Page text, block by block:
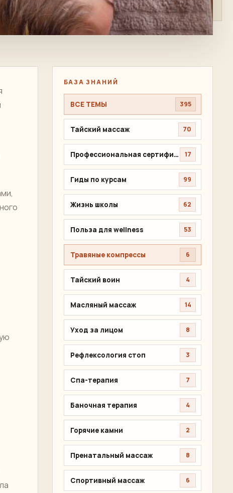
БАЗА ЗНАНИЙ
ВСЕ ТЕМЫ 395
Тайский массаж 70
Профессиональная сертификация 17
Гиды по курсам 99
Жизнь школы 62
Польза для wellness 53
Травяные компрессы 6
Тайский воин 4
Масляный массаж 14
Уход за лицом 8
Рефлексология стоп 3
Спа-терапия 7
Баночная терапия 4
Горячие камни 2
Пренатальный массаж 8
Спортивный массаж 6